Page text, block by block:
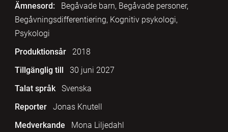
Ämnesord:
Begåvade barn, Begåvade personer,
Begåvningsdifferentiering, Kognitiv psykologi,
Psykologi
Produktionsår
2018
Tillgänglig till
30 juni 2027
Talat språk
Svenska
Reporter
Jonas Knutell
Medverkande
Mona Liljedahl